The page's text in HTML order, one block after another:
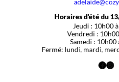
Horaires d’été du
Jeudi : 10h00
Vendredi :
Samedi : 10h00
Fermé: lundi, mardi,